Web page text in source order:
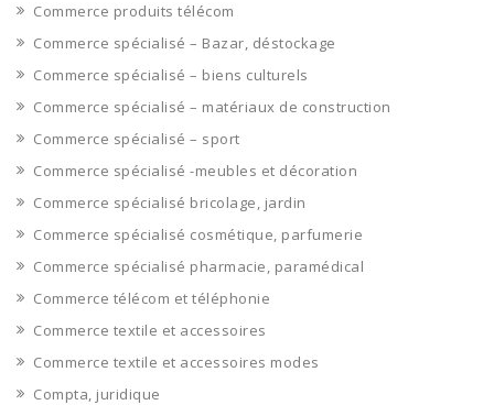
Commerce produits télécom
Commerce spécialisé – Bazar, déstockage
Commerce spécialisé – biens culturels
Commerce spécialisé – matériaux de construction
Commerce spécialisé – sport
Commerce spécialisé -meubles et décoration
Commerce spécialisé bricolage, jardin
Commerce spécialisé cosmétique, parfumerie
Commerce spécialisé pharmacie, paramédical
Commerce télécom et téléphonie
Commerce textile et accessoires
Commerce textile et accessoires modes
Compta, juridique